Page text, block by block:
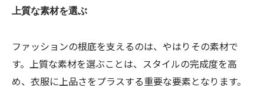
上質な素材を選ぶ
ファッションの根底を支えるのは、やはりその素材で
す。上質な素材を選ぶことは、スタイルの完成度を高
め、衣服に上品さをプラスする重要な要素となります。